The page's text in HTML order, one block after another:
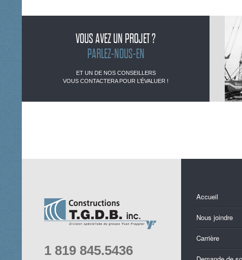
VOUS AVEZ UN PROJET ?
PARLEZ-NOUS-EN
ET UN DE NOS CONSEILLERS
VOUS CONTACTERA POUR L’ÉVALUER !
1 819 845.5436
Accueil
Nous joindre
Carrière